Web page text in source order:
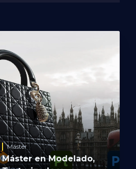
Máster
Máster en Modelado,